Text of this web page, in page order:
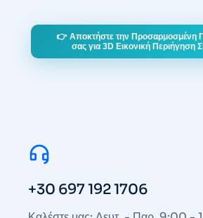
👉 Αποκτήστε την Προσαρμοσμένη
σας για 3D Εικονική Περιήγηση
+30 697 192 1706